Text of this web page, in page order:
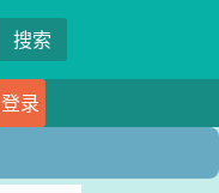
搜索
登录